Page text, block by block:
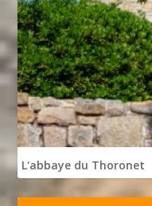
L'abbaye du Thoronet